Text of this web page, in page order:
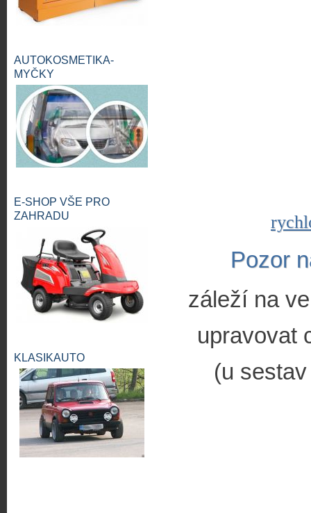
Pozor
záleží na
upravovat
(u
AUTOKOSMETIKA-
MYČKY
E-SHOP VŠE PRO
ZAHRADU
KLASIKAUTO